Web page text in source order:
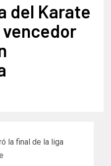
del Karate
la final de la liga